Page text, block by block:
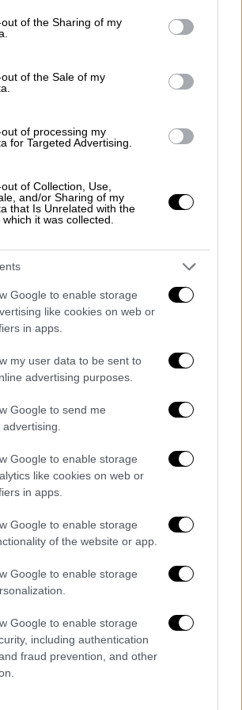
visit or usage behaviour. You may click to
to Google and its third-party tags to
specified purposes in below Google
of the Sharing of my
of the Sale of my
of processing my
for Targeted Advertising.
of Collection, Use,
and/or Sharing of my
that Is Unrelated with the
it was collected.
Google to enable storage
like cookies on web or
in apps.
my user data to be sent to
advertising purposes.
Google to send me
Google to enable storage
like cookies on web or
in apps.
Google to enable storage
of the website or app.
Google to enable storage
Google to enable storage
including authentication
fraud prevention, and other
του φασισμούεδώ και οκτώ
διαστάσεις της παρουσίας της
είναι ένα από τα πιο
συζήτησης.
απίθανο να είναι σε
ως ενιαία ομάδα μέσα
Κοινοβούλιο -χάρη στις
θέματα όπως η
να επηρεάσουν τη συνολική
ΕΕ, σε όλα τα θέματα, από τη
μέχρι τις πολιτικές για το
πιο δυσοίωνο
μήνυμα
video
της ΕΕ είναι ηΓαλλία
κλίμακας της νίκης της
του Μακρόν. Όλα τα μάτια
στο κατά πόσον το
της Γαλλίας μπορεί να
δυναμική του μέσω των